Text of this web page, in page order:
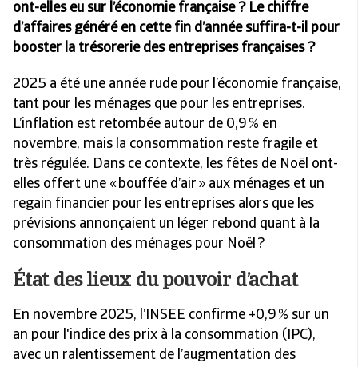
ont-elles eu sur l’économie française ? Le chiffre
d’affaires généré en cette fin d’année suffira-t-il pour
booster la trésorerie des entreprises françaises ?
2025 a été une année rude pour l’économie française,
tant pour les ménages que pour les entreprises.
L’inflation est retombée autour de 0,9 % en
novembre, mais la consommation reste fragile et
très régulée. Dans ce contexte, les fêtes de Noël ont-
elles offert une « bouffée d’air » aux ménages et un
regain financier pour les entreprises alors que les
prévisions annonçaient un léger rebond quant à la
consommation des ménages pour Noël ?
État des lieux du pouvoir d’achat
En novembre 2025, l’INSEE confirme +0,9 % sur un
an pour l'indice des prix à la consommation (IPC),
avec un ralentissement de l’augmentation des